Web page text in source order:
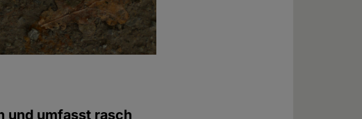
und umfasst rasch